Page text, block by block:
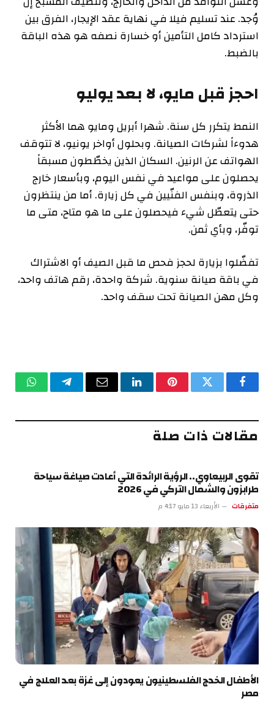
وُجد. عند تسليم فيلا في نهاية عقد الإيجار، الفرق بين
استرداد كامل التأمين أو خسارة نصفه هو هذه الباقة
بالضبط.
احجز قبل مايو، لا بعد يوليو
النمط يتكرر كل سنة. شهرا أبريل ومايو هما الأكثر
هدوءاً لشركات الصيانة. وبحلول أواخر يونيو، لا تتوقف
الهواتف عن الرنين. السكان الذين يخطّطون مسبقاً
يحصلون على مواعيد في نفس اليوم، وبأسعار خارج
الذروة، وبنفس الفنّيين في كل زيارة. أما من ينتظرون
حتى يتعطّل شيء فيحصلون على ما هو متاح، متى ما
توفّر، وبأي ثمن.
تفضّلوا بزيارة لحجز فحص ما قبل الصيف أو الاشتراك
في باقة صيانة سنوية. شركة واحدة، رقم هاتف واحد،
وكل مهن الصيانة تحت سقف واحد.
فيسبوكتويتر بينتيريستلينكدإنالبريد تيلقرام
مقالات ذات صلة
تقوى الربيعاوي.. الرؤية الرائدة التي أعادت صياغة سياحة
طرابزون والشمال التركي في 2026
متفرقات الأربعاء 13 مايو 4:17 م
الأطفال الخدج الفلسطينيون يعودون إلى غزة بعد العلاج في
مصر